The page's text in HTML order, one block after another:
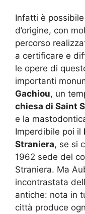
Infatti è
d’origine, con
percorso
a certificare e
le opere di
importanti
Gachiou, un
chiesa di Saint
e la
Imperdibile poi il
Straniera, se si
1962 sede del
Straniera. Ma
incontrastata
antiche: nota in
città produce